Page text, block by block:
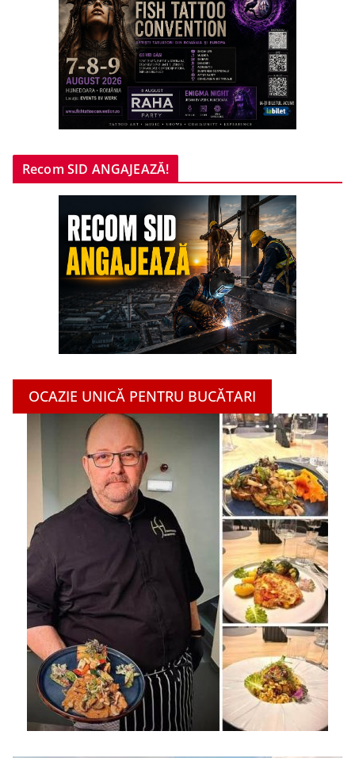
Recom SID ANGAJEAZĂ!
OCAZIE UNICĂ PENTRU BUCĂTARI